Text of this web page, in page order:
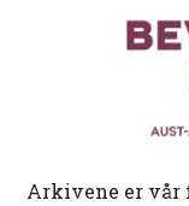
Arkivene er vår